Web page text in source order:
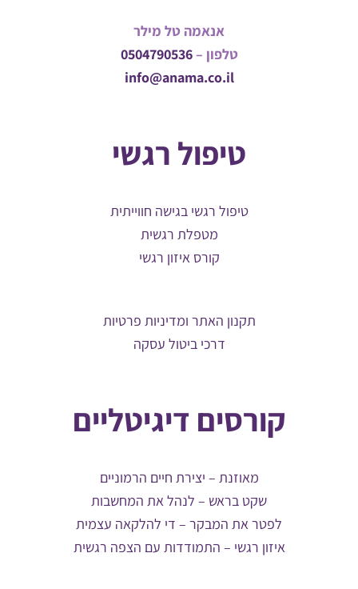
אנאמה טל מילר
טלפון –0504790536
info@anama.co.il
טיפול רגשי
טיפול רגשי בגישה חווייתית
מטפלת רגשית
קורס איזון רגשי
תקנון האתר ומדיניות פרטיות
דרכי ביטול עסקה
קורסים דיגיטליים
מאוזנת – יצירת חיים הרמוניים
שקט בראש – לנהל את המחשבות
לפטר את המבקר – די להלקאה עצמית
איזון רגשי – התמודדות עם הצפה רגשית